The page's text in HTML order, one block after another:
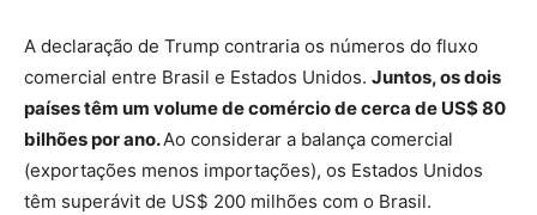
A declaração de Trump contraria os números do fluxo
comercial entre Brasil e Estados Unidos. Juntos, os dois
países têm um volume de comércio de cerca de US$ 80
bilhões por ano.Ao considerar a balança comercial
(exportações menos importações), os Estados Unidos
têm superávit de US$ 200 milhões com o Brasil.